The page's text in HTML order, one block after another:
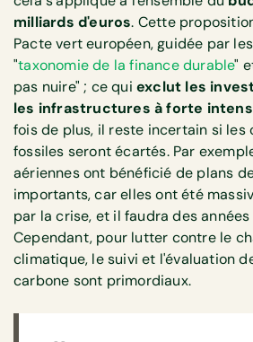
milliards d'euros. Cette
Pacte vert européen, guidée par
"taxonomie de la finance durable"
pas nuire" ; ce qui exclut les
les infrastructures à forte
fois de plus, il reste incertain si les
fossiles seront écartés. Par
aériennes ont bénéficié de plans
importants, car elles ont été
par la crise, et il faudra des
Cependant, pour lutter contre le
climatique, le suivi et l'évaluation
carbone sont primordiaux.